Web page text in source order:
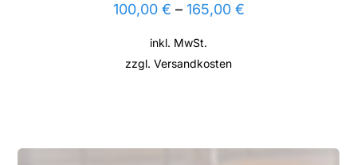
100,00 € – 165,00 €
inkl. MwSt.
zzgl. Versandkosten